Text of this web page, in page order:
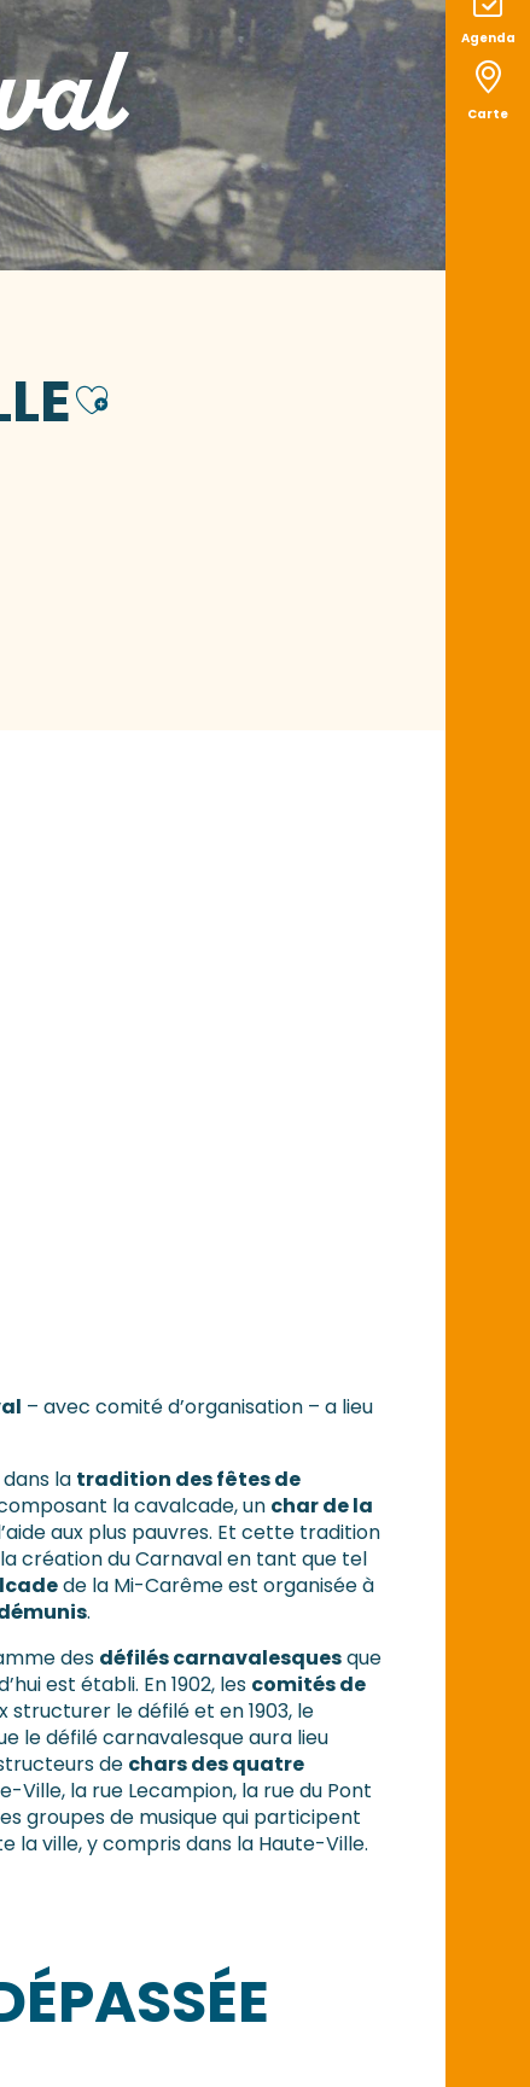
Agenda
Carte
Ajouter aux
– avec comité d’organisation – a lieu
la tradition des fêtes de
la cavalcade, un char de la
aux plus pauvres. Et cette tradition
création du Carnaval en tant que tel
de la Mi-Carême est organisée à
.
des défilés carnavalesquesque
est établi. En 1902, les comités de
structurer le défilé et en 1903, le
le défilé carnavalesque aura lieu
de chars des quatre
Ville, la rue Lecampion, la rue du Pont
groupes de musique qui participent
la ville, y compris dans la Haute-Ville.